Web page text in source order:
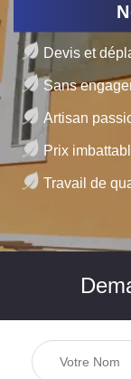
Devis et
Sans
Artisan
Prix
Travail de